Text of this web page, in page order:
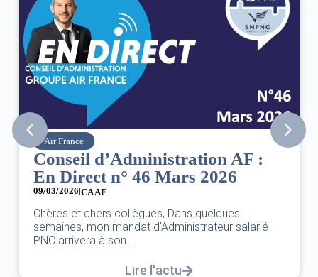
Air France
Conseil d’Administration AF :
En Direct n° 46 Mars 2026
09/03/2026|CA AF
Chères et chers collègues, Dans quelques
semaines, mon mandat d’Administrateur salarié
PNC arrivera à son...
Lire l'actu